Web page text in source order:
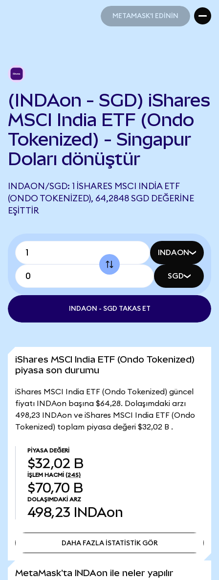
METAMASK'I EDİNİN
(INDAon - SGD) iShares
MSCI India ETF (Ondo
Tokenized) - Singapur
Doları dönüştür
INDAON/SGD: 1 ISHARES MSCI INDIA ETF
(ONDO TOKENIZED), 64,2848 SGD DEĞERINE
EŞITTIR
INDAON
SGD
INDAON - SGD TAKAS ET
iShares MSCI India ETF (Ondo Tokenized)
piyasa son durumu
iShares MSCI India ETF (Ondo Tokenized) güncel
fiyatı INDAon başına $64,28. Dolaşımdaki arzı
498,23 INDAon ve iShares MSCI India ETF (Ondo
Tokenized) toplam piyasa değeri $32,02 B .
PIYASA DEĞERI
$32,02 B
İŞLEM HACMI (24S)
$70,70 B
DOLAŞIMDAKI ARZ
498,23 INDAon
DAHA FAZLA İSTATİSTİK GÖR
MetaMask'ta INDAon ile neler yapılır